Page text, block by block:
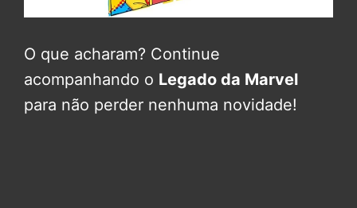
O que acharam? Continue
acompanhando o Legado da Marvel
para não perder nenhuma novidade!